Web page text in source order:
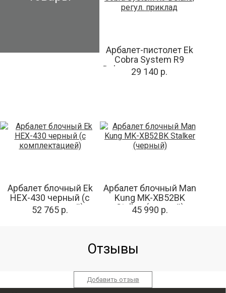
Арбалет-пистолет Ek
Cobra System R9
Deluxe, регул. приклад
29 140 р.
Арбалет блочный Ek
HEX-430 черный (c
комплектацией)
52 765 р.
Арбалет блочный Man
Kung MK-XB52BK
Stalker (черный)
45 990 р.
Отзывы
Добавить отзыв